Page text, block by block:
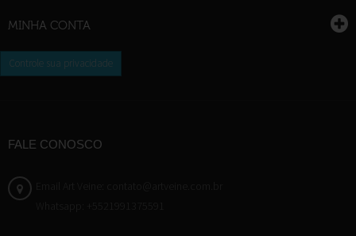
MINHA CONTA
Controle sua privacidade
FALE CONOSCO